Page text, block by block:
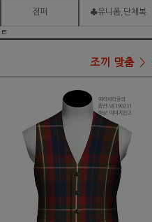
점퍼 ♣유니폼,단체복
ㅌ
조끼 맞춤